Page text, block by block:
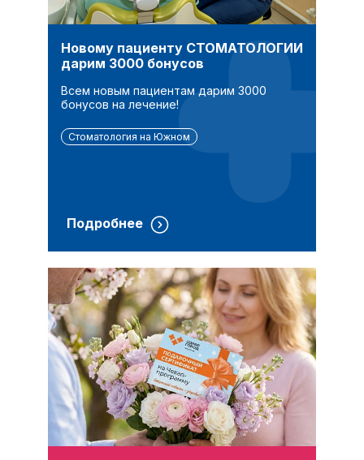
Новому пациенту СТОМАТОЛОГИИ
дарим 3000 бонусов
Всем новым пациентам дарим 3000
бонусов на лечение!
Стоматология на Южном
Подробнее